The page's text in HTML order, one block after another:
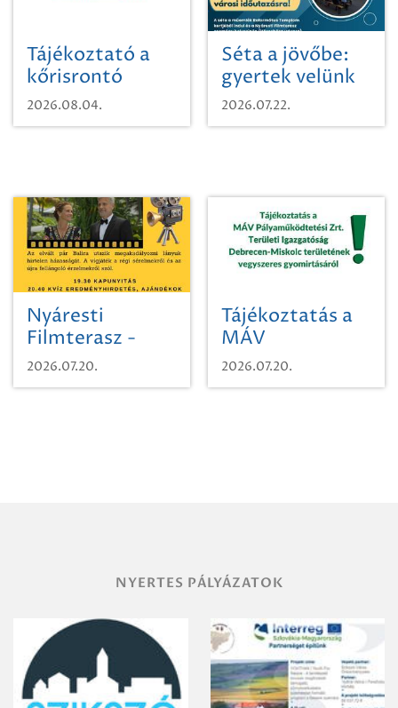
Tájékoztató a
kőrisrontó
karcsúdíszbogárról
2026.08.04.
Séta a jövőbe:
gyertek velünk
egy városi
időutazásra!
2026.07.22.
Nyáresti
Filmterasz -
Beugró a
Paradicsomba
2026.07.20.
Tájékoztatás a
MÁV
Pályaműködtetési
Zrt. Területi
2026.07.20.
NYERTES PÁLYÁZATOK